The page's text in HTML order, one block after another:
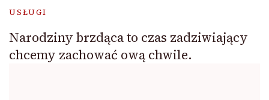
USŁUGI
Narodziny brzdąca to czas zadziwiający
chcemy zachować ową chwile.